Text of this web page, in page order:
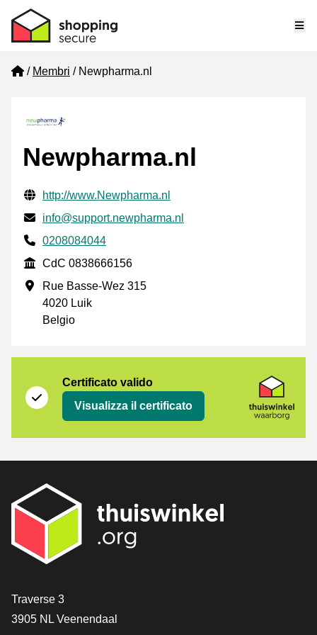
Home
Membri Newpharma.nl
Newpharma.nl
Informazioni di contatto verificate
Website URL
http://www.Newpharma.nl
Mail
info@support.newpharma.nl
Phone number
0208084044
CdC
CdC 0838666156
Indirizzo commerciale
Rue Basse-Wez 315
4020 Luik
Belgio
Certificato valido
Visualizza il certificato
[_General:Contact]
Traverse 3
3905 NL Veenendaal